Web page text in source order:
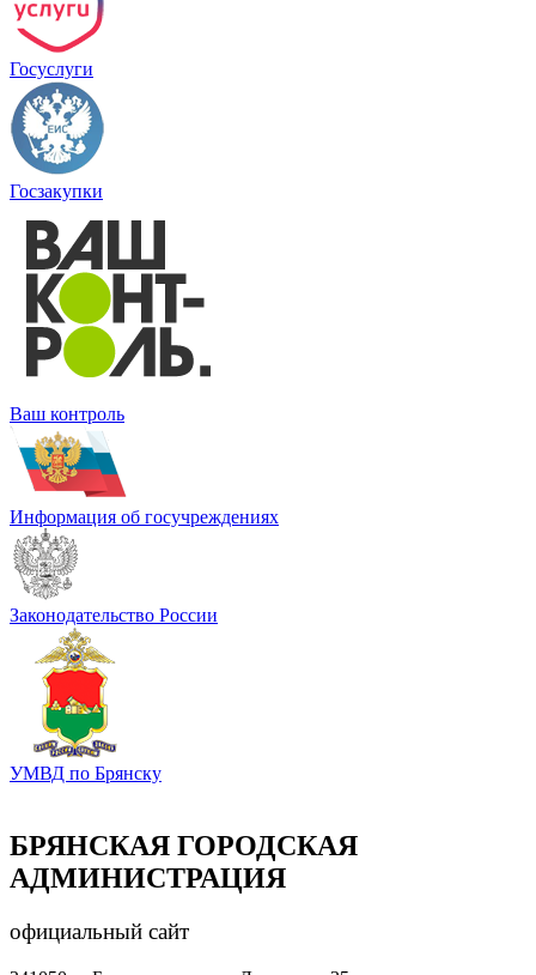
Госуслуги
Госзакупки
Ваш контроль
Информация об госучреждениях
Законодательство России
УМВД по Брянску
БРЯНСКАЯ ГОРОДСКАЯ
АДМИНИСТРАЦИЯ
официальный сайт